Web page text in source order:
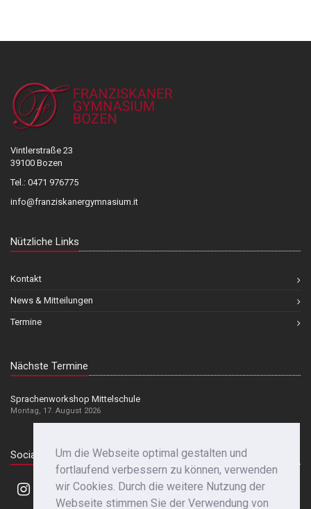
Um die Webseite optimal gestalten und
fortlaufend verbessern zu können, verwenden
wir Cookies. Durch die weitere Nutzung der
Webseite stimmen Sie der Verwendung von
Vintlerstraße 23
39100 Bozen
Tel.: 0471 976775
info@franziskanergymnasium.it
Nützliche Links
Kontakt
News & Mitteilungen
Termine
Nächste Termine
Sprachenworkshop Mittelschule
Montag, 17. August 2026
Social Media